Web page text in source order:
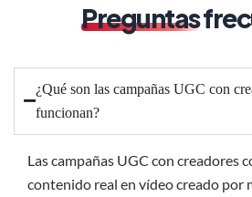
Preguntas
¿Qué son las campañas UGC con
funcionan?
Las campañas UGC con creadores
contenido real en vídeo creado por